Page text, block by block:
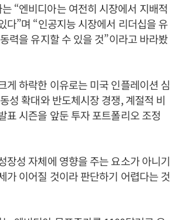
“엔비디아는 여전히 시장에서 지배적
다”며 “인공지능 시장에서 리더십을 유
력을 유지할 수 있을 것”이라고 바라봤
게 하락한 이유로는 미국 인플레이션 심
성 확대와 반도체시장 경쟁, 계절적 비
표 시즌을 앞둔 투자 포트폴리오 조정
장성 자체에 영향을 주는 요소가 아니기
가 이어질 것이라 판단하기 어렵다는 것